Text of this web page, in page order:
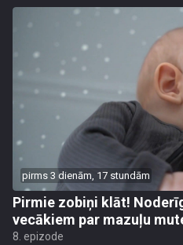
pirms 3 dienām, 17 stundām
Pirmie zobiņi klāt!
vecākiem par mazuļu
8. epizode